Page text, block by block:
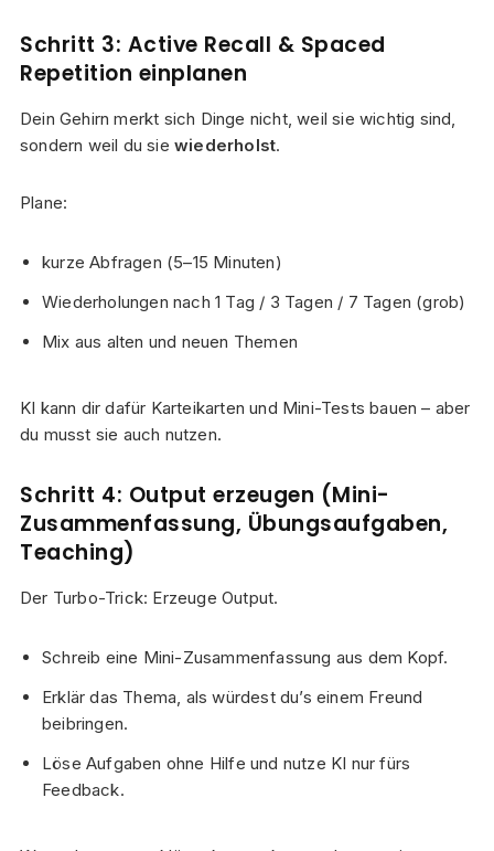
Schritt 3: Active Recall & Spaced
Repetition einplanen
Dein Gehirn merkt sich Dinge nicht, weil sie wichtig sind,
sondern weil du sie wiederholst.
Plane:
kurze Abfragen (5–15 Minuten)
Wiederholungen nach 1 Tag / 3 Tagen / 7 Tagen (grob)
Mix aus alten und neuen Themen
KI kann dir dafür Karteikarten und Mini-Tests bauen – aber
du musst sie auch nutzen.
Schritt 4: Output erzeugen (Mini-
Zusammenfassung, Übungsaufgaben,
Teaching)
Der Turbo-Trick: Erzeuge Output.
Schreib eine Mini-Zusammenfassung aus dem Kopf.
Erklär das Thema, als würdest du’s einem Freund
beibringen.
Löse Aufgaben ohne Hilfe und nutze KI nur fürs
Feedback.